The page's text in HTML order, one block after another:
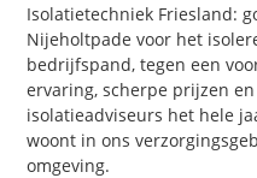
Isolatietechniek Friesland:
Nijeholtpade voor het
bedrijfspand, tegen een
ervaring, scherpe prijzen
isolatieadviseurs het hele
woont in ons
omgeving.